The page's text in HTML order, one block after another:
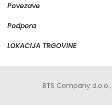
Povezave
Podpora
LOKACIJA TRGOVINE
BTS Company